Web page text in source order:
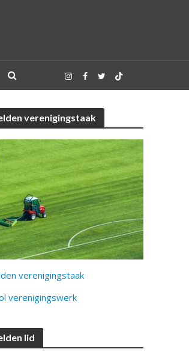
verenigingstaak
verenigingstaak
verenigingswerk
lid